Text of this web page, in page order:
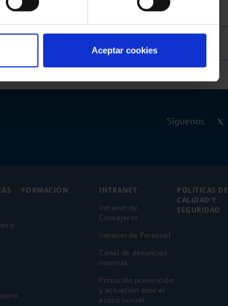
Aceptar cookies
Síguenos
FORMACIÓN
INTRANET
Intranet de
Consejeros
Intranet de Personal
Canal de denuncias
internas
Protocolo prevención
y actuación ante el
acoso sexual
POLÍTICAS DE
CALIDAD Y
SEGURIDAD